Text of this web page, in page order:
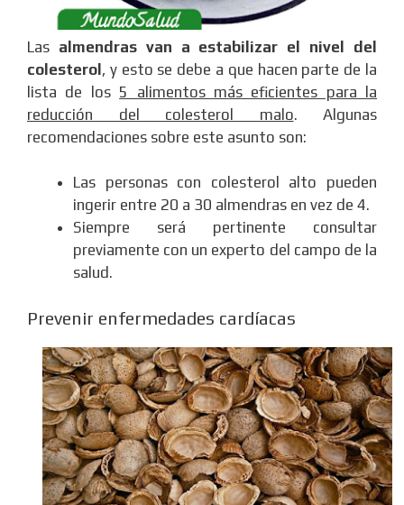
Las almendras van a estabilizar el nivel del
colesterol, y esto se debe a que hacen parte de la
lista de los 5 alimentos más eficientes para la
reducción del colesterol malo. Algunas
recomendaciones sobre este asunto son:
Las personas con colesterol alto pueden
ingerir entre 20 a 30 almendras en vez de 4.
Siempre será pertinente consultar
previamente con un experto del campo de la
salud.
Prevenir enfermedades cardíacas